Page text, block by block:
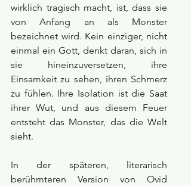
wirklich tragisch macht, ist, dass sie
von Anfang an als Monster
bezeichnet wird. Kein einziger, nicht
einmal ein Gott, denkt daran, sich in
sie hineinzuversetzen, ihre
Einsamkeit zu sehen, ihren Schmerz
zu fühlen. Ihre Isolation ist die Saat
ihrer Wut, und aus diesem Feuer
entsteht das Monster, das die Welt
sieht.
In der späteren, literarisch
berühmteren Version von Ovid